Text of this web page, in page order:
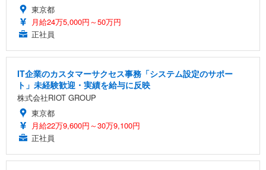
東京都
月給24万5,000円～50万円
正社員
IT企業のカスタマーサクセス事務「システム設定のサポー
ト」未経験歓迎・実績を給与に反映
株式会社RIOT GROUP
東京都
月給22万9,600円～30万9,100円
正社員